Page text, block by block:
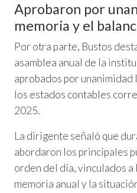
Aprobaron por
memoria y el
Por otra parte, Bustos
asamblea anual de la
aprobados por unanimidad
los estados contables
2025.
La dirigente señaló que
abordaron los principales
orden del día, vinculados
memoria anual y la